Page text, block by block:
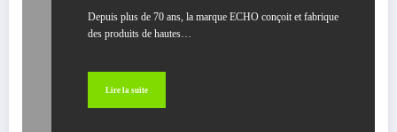
Depuis plus de 70 ans, la marque ECHO conçoit et fabrique
des produits de hautes…
Lire la suite